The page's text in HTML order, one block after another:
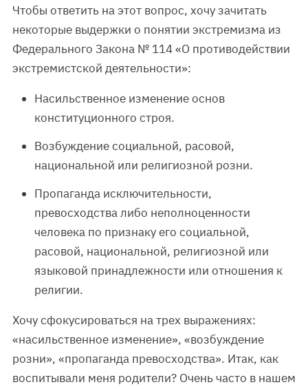
Чтобы ответить на этот вопрос, хочу зачитать
некоторые выдержки о понятии экстремизма из
Федерального Закона № 114 «О противодействии
экстремистской деятельности»:
Насильственное изменение основ
конституционного строя.
Возбуждение социальной, расовой,
национальной или религиозной розни.
Пропаганда исключительности,
превосходства либо неполноценности
человека по признаку его социальной,
расовой, национальной, религиозной или
языковой принадлежности или отношения к
религии.
Хочу сфокусироваться на трех выражениях:
«насильственное изменение», «возбуждение
розни», «пропаганда превосходства». Итак, как
воспитывали меня родители? Очень часто в нашем